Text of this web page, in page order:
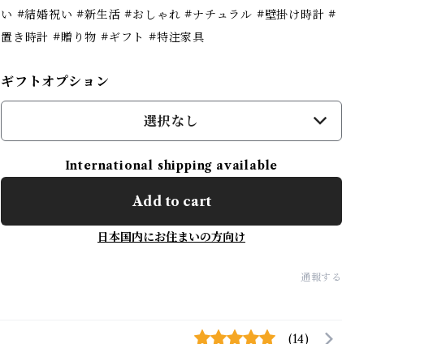
い #結婚祝い #新生活 #おしゃれ #ナチュラル #壁掛け時計 #
置き時計 #贈り物 #ギフト #特注家具
ギフトオプション
選択なし
International shipping available
Add to cart
日本国内にお住まいの方向け
通報する
(14)